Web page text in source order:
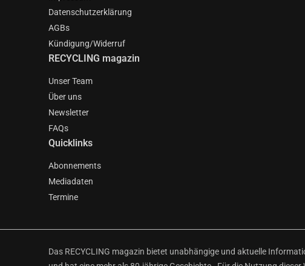
Datenschutzerklärung
AGBs
Kündigung/Widerruf
RECYCLING magazin
Unser Team
Über uns
Newsletter
FAQs
Quicklinks
Abonnements
Mediadaten
Termine
Das RECYCLING magazin bietet unabhängige und aktuelle